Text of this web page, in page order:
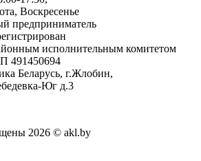
Воскресенье
предприниматель
исполнительным комитетом
491450694
Беларусь, г.Жлобин,
Юг д.3
2026 © akl.by